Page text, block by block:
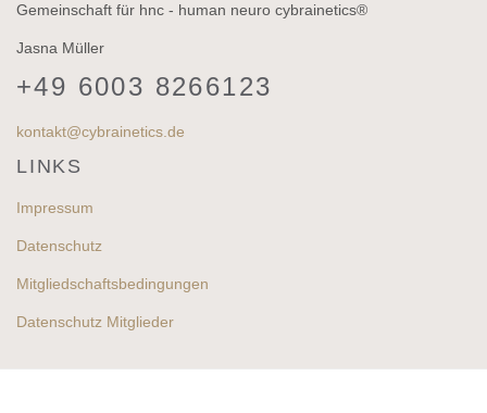
Gemeinschaft für hnc - human neuro cybrainetics®
Jasna Müller
+49 6003 8266123
kontakt@cybrainetics.de
LINKS
Impressum
Datenschutz
Mitgliedschaftsbedingungen
Datenschutz Mitglieder